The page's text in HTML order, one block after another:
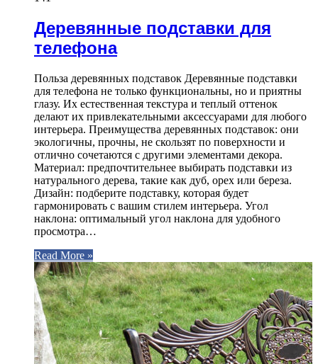
Деревянные подставки для
телефона
Польза деревянных подставок Деревянные подставки
для телефона не только функциональны, но и приятны
глазу. Их естественная текстура и теплый оттенок
делают их привлекательными аксессуарами для любого
интерьера. Преимущества деревянных подставок: они
экологичны, прочны, не скользят по поверхности и
отлично сочетаются с другими элементами декора.
Материал: предпочтительнее выбирать подставки из
натурального дерева, такие как дуб, орех или береза.
Дизайн: подберите подставку, которая будет
гармонировать с вашим стилем интерьера. Угол
наклона: оптимальный угол наклона для удобного
просмотра…
Read More »